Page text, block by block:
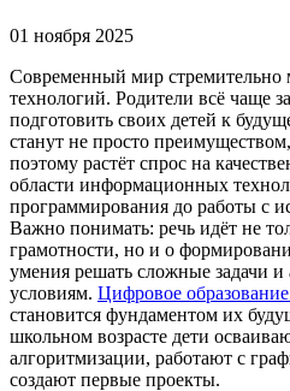
01 ноября 2025
Современный мир стремительно
технологий. Родители всё чаще
подготовить своих детей к
станут не просто
поэтому растёт спрос на
области информационных
программирования до работы с
Важно понимать: речь идёт не
грамотности, но и о
умения решать сложные задачи
условиям. Цифровое
становится фундаментом их
школьном возрасте дети
алгоритмизации, работают с
создают первые проекты.